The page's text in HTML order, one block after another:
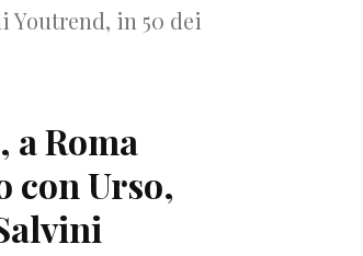
Youtrend, in 50 dei
a Roma
con Urso,